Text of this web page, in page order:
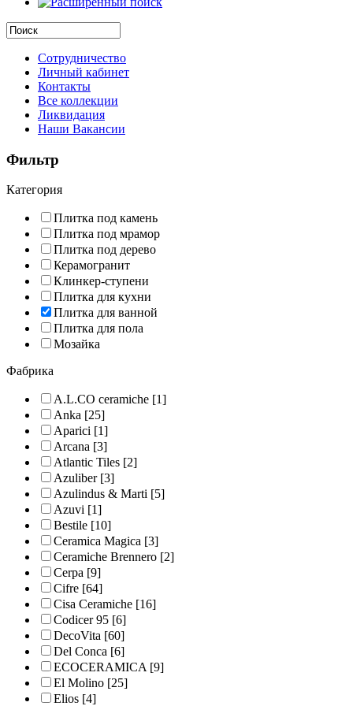
Сотрудничество
Личный кабинет
Контакты
Все коллекции
Ликвидация
Наши Вакансии
Фильтр
Категория
Плитка под камень
Плитка под мрамор
Плитка под дерево
Керамогранит
Клинкер-ступени
Плитка для кухни
Плитка для ванной
Плитка для пола
Мозайка
Фабрика
A.L.CO ceramiche [1]
Anka [25]
Aparici [1]
Arcana [3]
Atlantic Tiles [2]
Azuliber[3]
Azulindus & Marti [5]
Azuvi [1]
Bestile [10]
Ceramica Magica [3]
Ceramiche Brennero [2]
Cerpa [9]
Cifre [64]
Cisa Ceramiche [16]
Codicer 95 [6]
DecoVita [60]
Del Conca [6]
ECOCERAMICA[9]
El Molino [25]
Elios [4]